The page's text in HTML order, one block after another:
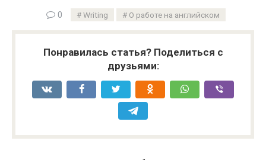
0 Writing О работе на английском
Понравилась статья? Поделиться с
друзьями: